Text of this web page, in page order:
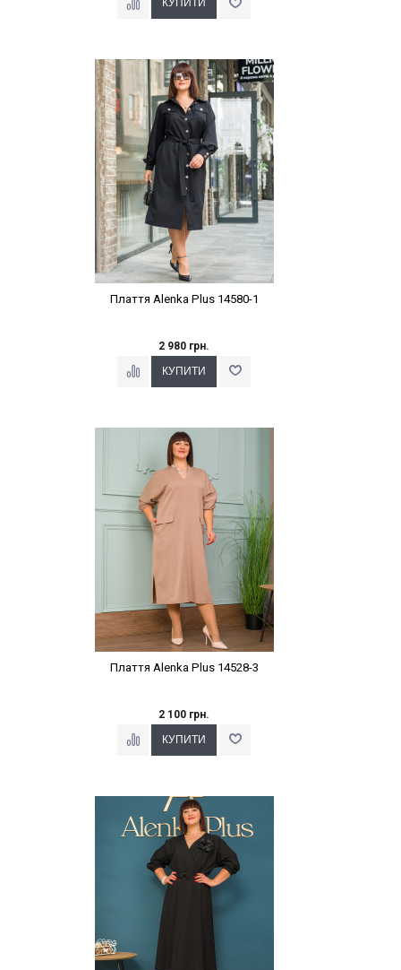
Наклейки Варіант з %
Плаття Alenka Plus 14580-1
2 980 грн.
Наклейки Варіант з %
Плаття Alenka Plus 14528-3
2 100 грн.
Наклейки Варіант з %